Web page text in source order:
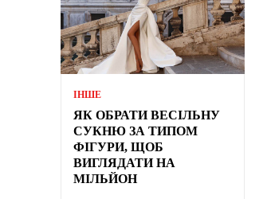
ІНШЕ
ЯК ОБРАТИ ВЕСІЛЬНУ
СУКНЮ ЗА ТИПОМ
ФІГУРИ, ЩОБ
ВИГЛЯДАТИ НА
МІЛЬЙОН